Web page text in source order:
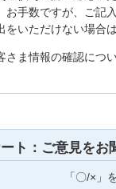
お手数ですが、ご記
をいただけない場合
さま情報の確認につ
ト：ご意見をお
「〇/×」